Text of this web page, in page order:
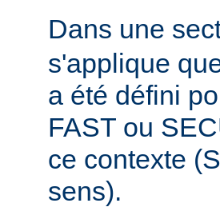
Dans une
s'applique
a été défini
FAST ou
ce contexte
sens).